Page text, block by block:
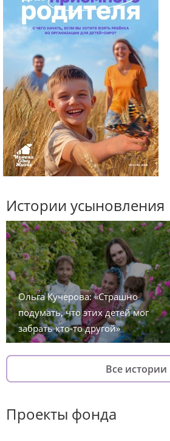
Истории усыновления
Ольга Кучерова: «Страшно
подумать, что этих детей мог
забрать кто-то другой»
Все истории
Проекты фонда